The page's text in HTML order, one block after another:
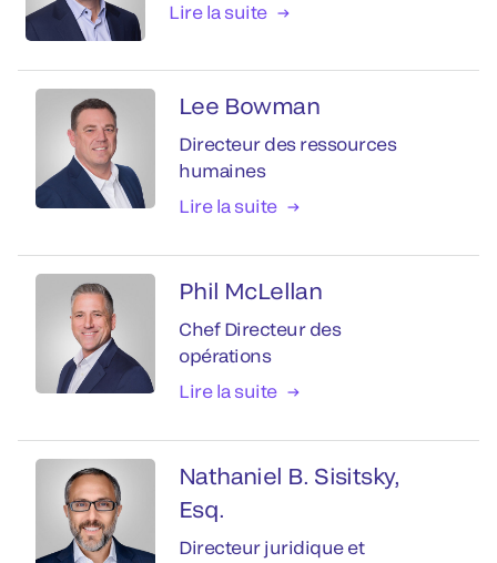
Lire la suite
Lee Bowman
Directeur des ressources
humaines
Lire la suite
Phil McLellan
Chef Directeur des
opérations
Lire la suite
Nathaniel B. Sisitsky,
Esq.
Directeur juridique et